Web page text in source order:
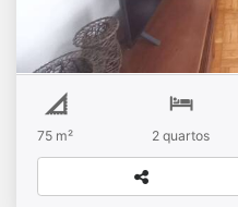
Bela Vista
75 m² 2 quartos